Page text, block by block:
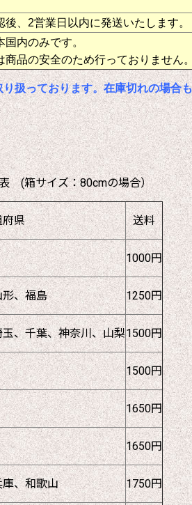
後、2営業日以内に発送いたします。
国内のみです。
商品の安全のため行っておりません。
扱っております。在庫切れの場合
箱サイズ：80cmの場合）
府県 送料
1000円
、福島 1250円
、千葉、神奈川、山梨1500円
1500円
1650円
1650円
、和歌山 1750円